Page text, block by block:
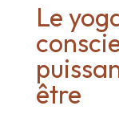
Le
être